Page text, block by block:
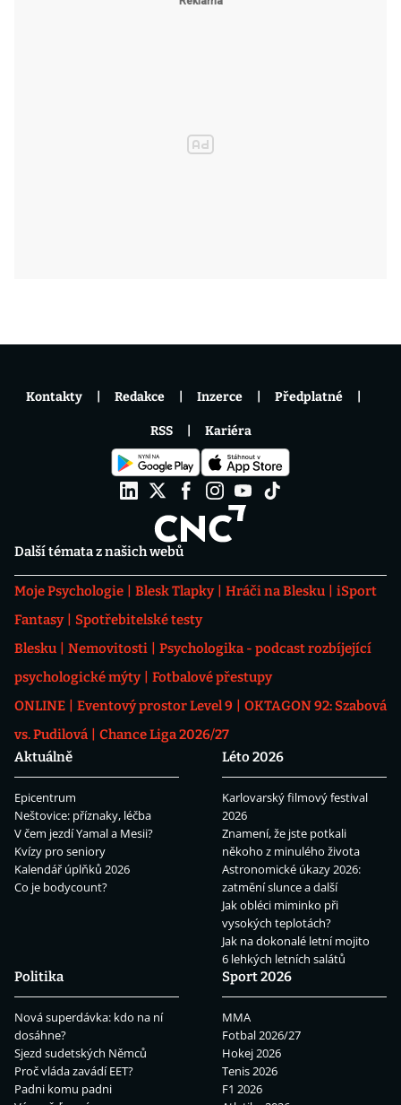
Další témata z našich webů
Moje Psychologie Blesk Tlapky Hráči na Blesku
iSport
Fantasy
Spotřebitelské testy
Blesku
Nemovitosti
Psychologika - podcast rozbíjející
psychologické mýty
Fotbalové přestupy
ONLINE
Eventový prostor Level 9
OKTAGON 92: Szabová
vs. Pudilová
Chance Liga 2026/27
Aktuálně
Epicentrum
Neštovice: příznaky, léčba
V čem jezdí Yamal a Mesii?
Kvízy pro seniory
Kalendář úplňků 2026
Co je bodycount?
Léto 2026
Karlovarský filmový festival
2026
Znamení, že jste potkali
někoho z minulého života
Astronomické úkazy 2026:
zatmění slunce a další
Jak obléci miminko při
vysokých teplotách?
Jak na dokonalé letní mojito
6 lehkých letních salátů
Politika
Nová superdávka: kdo na ní
dosáhne?
Sjezd sudetských Němců
Proč vláda zavádí EET?
Padni komu padni
Sport 2026
MMA
Fotbal 2026/27
Hokej 2026
Tenis 2026
F1 2026
Kontakty Redakce Inzerce Předplatné
RSS Kariéra